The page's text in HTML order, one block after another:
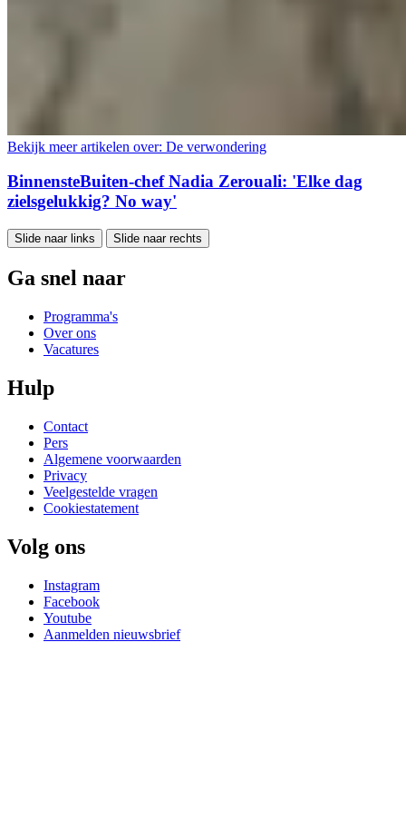
Bekijk meer artikelen over: De verwondering
BinnensteBuiten-chef Nadia Zerouali: 'Elke dag
zielsgelukkig? No way'
Slide naar links Slide naar rechts
Ga snel naar
Programma's
Over ons
Vacatures
Hulp
Contact
Pers
Algemene voorwaarden
Privacy
Veelgestelde vragen
Cookiestatement
Volg ons
Instagram
Facebook
Youtube
Aanmelden nieuwsbrief